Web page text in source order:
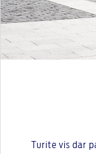
Turite vis dar